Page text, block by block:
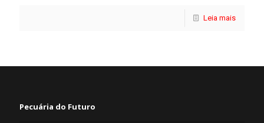
Leia mais
Pecuária do Futuro